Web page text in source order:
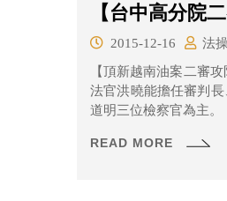
【台中高分院
2015-12-16
法
【頂新越南油案二審
法官洪曉能擔任審判
道明三位檢察官為主。
READ MORE